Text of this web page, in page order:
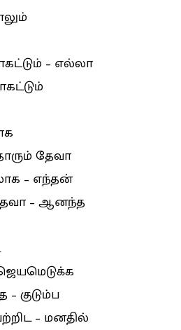
– எல்லா
தேவா
– எந்தன்
– ஆனந்த
குடும்ப
– மனதில்